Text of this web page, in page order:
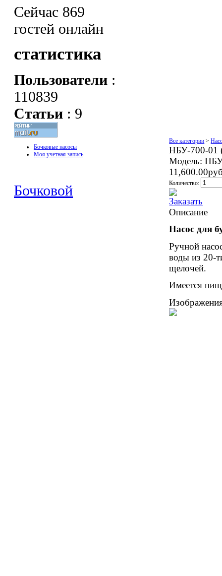
Сейчас 869
гостей онлайн
статистика
Пользователи :
110839
Статьи : 9
Все категории >
НБУ-700-01
Модель:
Количество:
Описание
Насос для
Ручной
воды из 20-
щелочей.
Имеется
Бочковые насосы
Моя учетная запись
Бочковой